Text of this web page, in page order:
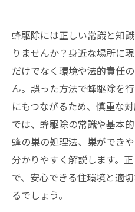
蜂駆除には正しい常識と知
りませんか？身近な場所に
だけでなく環境や法的責任
ん。誤った方法で蜂駆除を
にもつながるため、慎重な
では、蜂駆除の常識や基本
蜂の巣の処理法、巣ができ
分かりやすく解説します。
で、安心できる住環境と適
るでしょう。